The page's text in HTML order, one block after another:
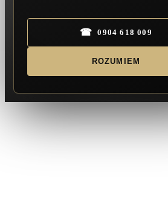
☎ 0904 618 009
ROZUMIEM